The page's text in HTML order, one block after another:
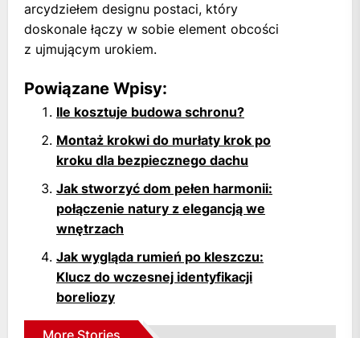
arcydziełem designu postaci, który
doskonale łączy w sobie element obcości
z ujmującym urokiem.
Powiązane Wpisy:
Ile kosztuje budowa schronu?
Montaż krokwi do murłaty krok po
kroku dla bezpiecznego dachu
Jak stworzyć dom pełen harmonii:
połączenie natury z elegancją we
wnętrzach
Jak wygląda rumień po kleszczu:
Klucz do wczesnej identyfikacji
boreliozy
More Stories